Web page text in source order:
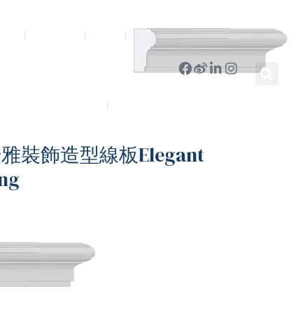
中心 公司簡報 商店
豪門國際 ｜ 50週年里程碑
裝飾造型線板Elegant